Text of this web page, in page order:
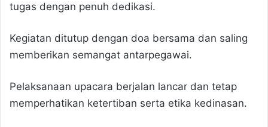
tugas dengan penuh dedikasi.
Kegiatan ditutup dengan doa bersama dan saling
memberikan semangat antarpegawai.
Pelaksanaan upacara berjalan lancar dan tetap
memperhatikan ketertiban serta etika kedinasan.